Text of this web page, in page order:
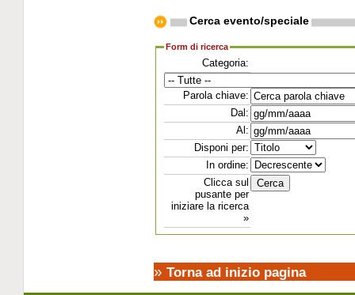
Cerca evento/speciale
Form di ricerca
Categoria:
Parola chiave:
Dal:
Al:
Disponi per:
In ordine:
Clicca sul
pusante per
iniziare la ricerca
»
» Torna ad inizio pagina